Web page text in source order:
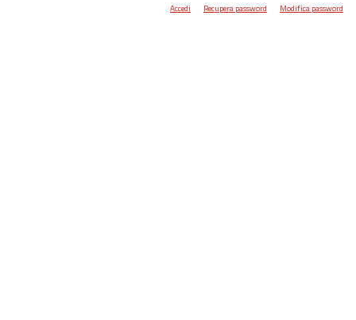
Accedi Recupera password Modifica password